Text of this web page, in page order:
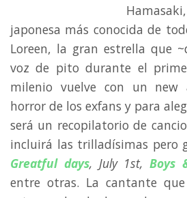
japonesa más conocida de
Loreen, la gran estrella que
voz de pito durante el
milenio vuelve con un new
horror de los exfans y para
será un recopilatorio de
incluirá las trilladísimas pero
Greatful days, July 1st, Boys
entre otras. La cantante